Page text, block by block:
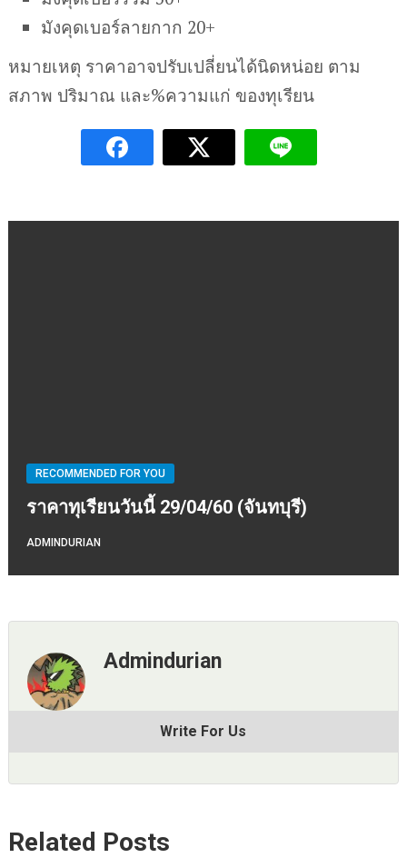
มังคุดเบอร์ลายกาก 20+
หมายเหตุ ราคาอาจปรับเปลี่ยนได้นิดหน่อย ตาม
สภาพ ปริมาณ และ%ความแก่ ของทุเรียน
RECOMMENDED FOR YOU
ราคาทุเรียนวันนี้ 29/04/60 (จันทบุรี)
ADMINDURIAN
Admindurian
Write For Us
Related Posts